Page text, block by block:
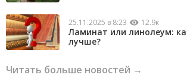
25.11.2025 в 8:23 12.9к
Ламинат или линолеум:
лучше?
Читать больше новостей →